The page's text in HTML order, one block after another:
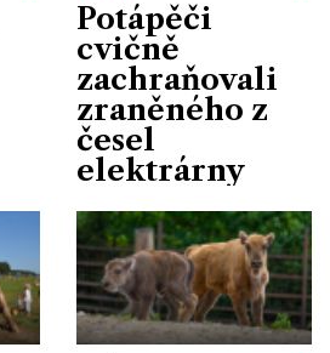
Potápěči
cvičně
zachraňovali
zraněného z
česel
elektrárny